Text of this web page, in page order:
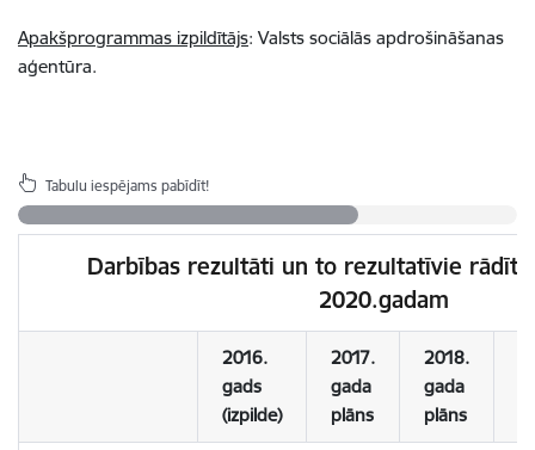
Apakšprogrammas izpildītājs: Valsts sociālās apdrošināšanas
aģentūra.
Tabulu iespējams pabīdīt!
Darbības rezultāti un to rezultatīvie
2020.gadam
2016.
gads
(izpilde)
2017.
gada
plāns
2018.
gada
plāns